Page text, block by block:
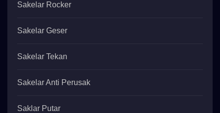
Sakelar Rocker
Sakelar Geser
Sakelar Tekan
Sakelar Anti Perusak
Saklar Putar